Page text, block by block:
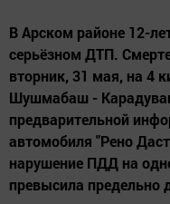
В Арском районе 12-
серьёзном ДТП.
вторник, 31 мая, на 4
Шушмабаш -
предварительной
автомобиля "Рено
нарушение ПДД на
превысила предельно